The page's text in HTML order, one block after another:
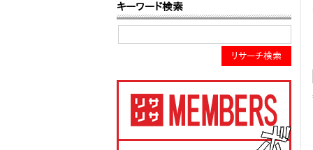
キーワード検索
リサーチ検索